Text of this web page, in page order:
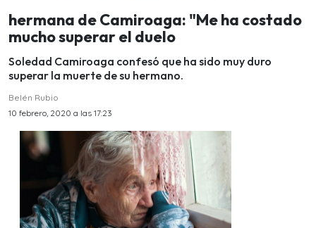
hermana de Camiroaga: "Me ha costado
mucho superar el duelo
Soledad Camiroaga confesó que ha sido muy duro
superar la muerte de su hermano.
Belén Rubio
10 febrero, 2020 a las 17:23